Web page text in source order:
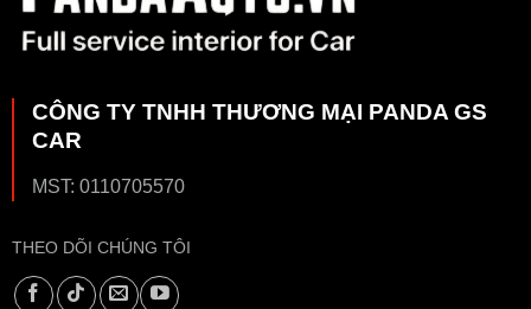
CÔNG TY TNHH THƯƠNG MẠI PANDA GS
CAR
MST: 0110705570
THEO DÕI CHÚNG TÔI